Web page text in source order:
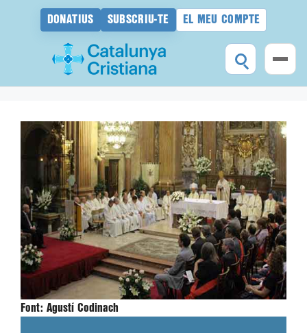
DONATIUS SUBSCRIU-TE EL MEU COMPTE
contingut
Font: Agustí Codinach